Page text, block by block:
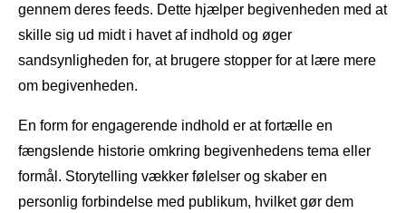
gennem deres feeds. Dette hjælper begivenheden med at
skille sig ud midt i havet af indhold og øger
sandsynligheden for, at brugere stopper for at lære mere
om begivenheden.
En form for engagerende indhold er at fortælle en
fængslende historie omkring begivenhedens tema eller
formål. Storytelling vækker følelser og skaber en
personlig forbindelse med publikum, hvilket gør dem